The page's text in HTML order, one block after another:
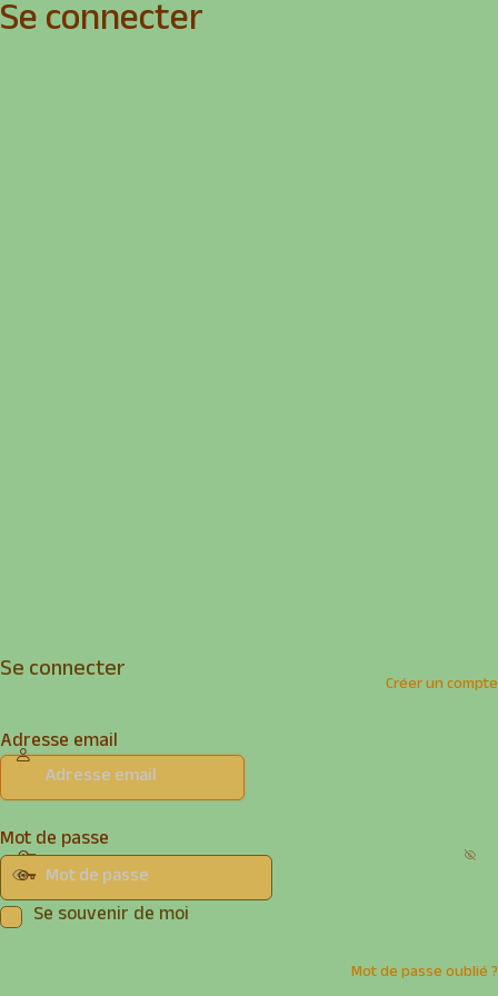
Se connecter
Se connecter Créer un compte
Adresse email
Mot de passe
Se souvenir de moi
Mot de passe oublié ?